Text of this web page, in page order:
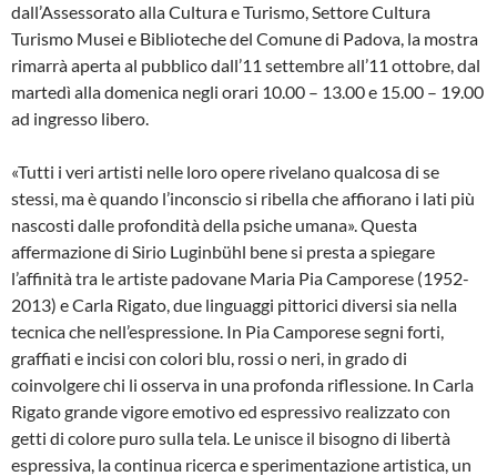
dall’Assessorato alla Cultura e Turismo, Settore Cultura
Turismo Musei e Biblioteche del Comune di Padova, la mostra
rimarrà aperta al pubblico dall’11 settembre all’11 ottobre, dal
martedì alla domenica negli orari 10.00 – 13.00 e 15.00 – 19.00
ad ingresso libero.
«Tutti i veri artisti nelle loro opere rivelano qualcosa di se
stessi, ma è quando l’inconscio si ribella che affiorano i lati più
nascosti dalle profondità della psiche umana». Questa
affermazione di Sirio Luginbühl bene si presta a spiegare
l’affinità tra le artiste padovane Maria Pia Camporese (1952-
2013) e Carla Rigato, due linguaggi pittorici diversi sia nella
tecnica che nell’espressione. In Pia Camporese segni forti,
graffiati e incisi con colori blu, rossi o neri, in grado di
coinvolgere chi li osserva in una profonda riflessione. In Carla
Rigato grande vigore emotivo ed espressivo realizzato con
getti di colore puro sulla tela. Le unisce il bisogno di libertà
espressiva, la continua ricerca e sperimentazione artistica, un